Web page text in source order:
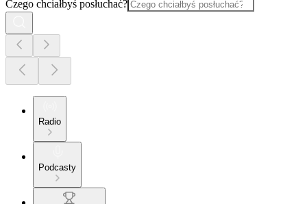
Czego chciałbyś posłuchać?
Radio
Podcasty